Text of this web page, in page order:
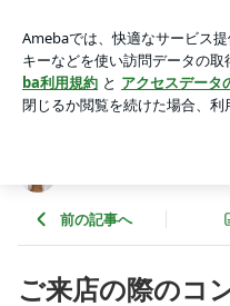
ュ レント）アプリをダウンロードして
ょう。
前の記事へ
ご来店の際のコ